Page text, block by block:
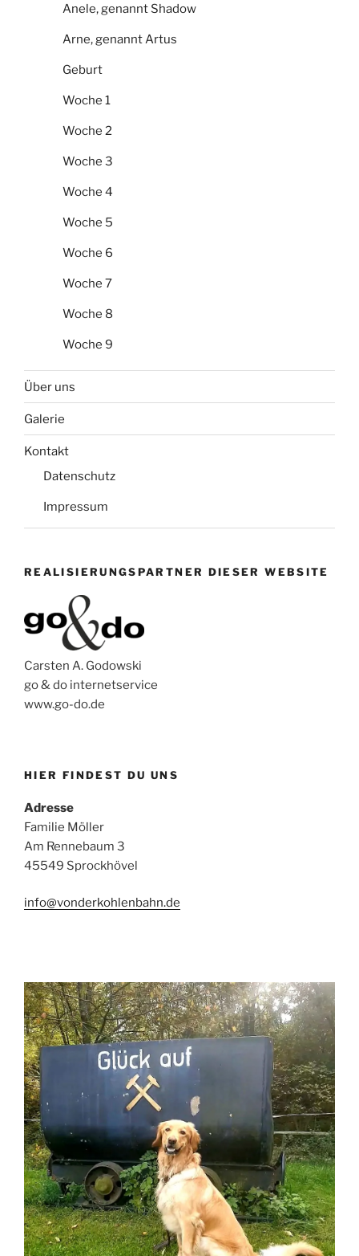
Anele, genannt Shadow
Arne, genannt Artus
Geburt
Woche 1
Woche 2
Woche 3
Woche 4
Woche 5
Woche 6
Woche 7
Woche 8
Woche 9
Über uns
Galerie
Kontakt
Datenschutz
Impressum
REALISIERUNGSPARTNER DIESER WEBSITE
Carsten A. Godowski
go & do internetservice
www.go-do.de
HIER FINDEST DU UNS
Adresse
Familie Möller
Am Rennebaum 3
45549 Sprockhövel
info@vonderkohlenbahn.de